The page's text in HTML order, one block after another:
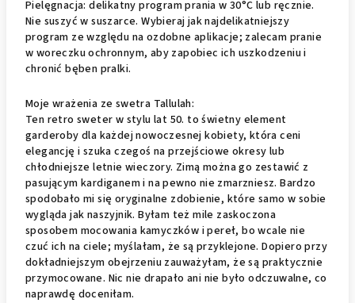
Pielęgnacja: delikatny program prania w 30°C lub ręcznie.
Nie suszyć w suszarce. Wybieraj jak najdelikatniejszy
program ze względu na ozdobne aplikacje; zalecam pranie
w woreczku ochronnym, aby zapobiec ich uszkodzeniu i
chronić bęben pralki.
Moje wrażenia ze swetra Tallulah:
Ten retro sweter w stylu lat 50. to świetny element
garderoby dla każdej nowoczesnej kobiety, która ceni
elegancję i szuka czegoś na przejściowe okresy lub
chłodniejsze letnie wieczory. Zimą można go zestawić z
pasującym kardiganem i na pewno nie zmarzniesz. Bardzo
spodobało mi się oryginalne zdobienie, które samo w sobie
wygląda jak naszyjnik. Byłam też mile zaskoczona
sposobem mocowania kamyczków i pereł, bo wcale nie
czuć ich na ciele; myślałam, że są przyklejone. Dopiero przy
dokładniejszym obejrzeniu zauważyłam, że są praktycznie
przymocowane. Nic nie drapało ani nie było odczuwalne, co
naprawdę doceniłam.